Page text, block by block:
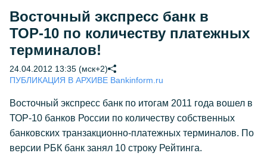
Восточный экспресс банк в
ТОР-10 по количеству платежных
терминалов!
24.04.2012 13:35 (мск+2)
ПУБЛИКАЦИЯ В АРХИВЕ Bankinform.ru
Восточный экспресс банк по итогам 2011 года вошел в
ТОР-10 банков России по количеству собственных
банковских транзакционно-платежных терминалов. По
версии РБК банк занял 10 строку Рейтинга.